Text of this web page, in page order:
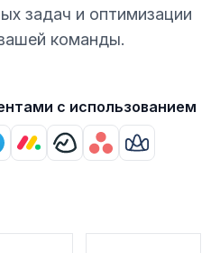
задач и оптимизации
команды.
с использованием